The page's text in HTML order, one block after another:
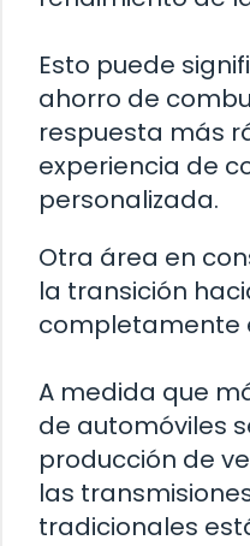
Esto puede
ahorro de
respuesta más
experiencia de
personalizada.
Otra área en
la transición
completamente
A medida que
de automóviles
producción de
las
tradicionales